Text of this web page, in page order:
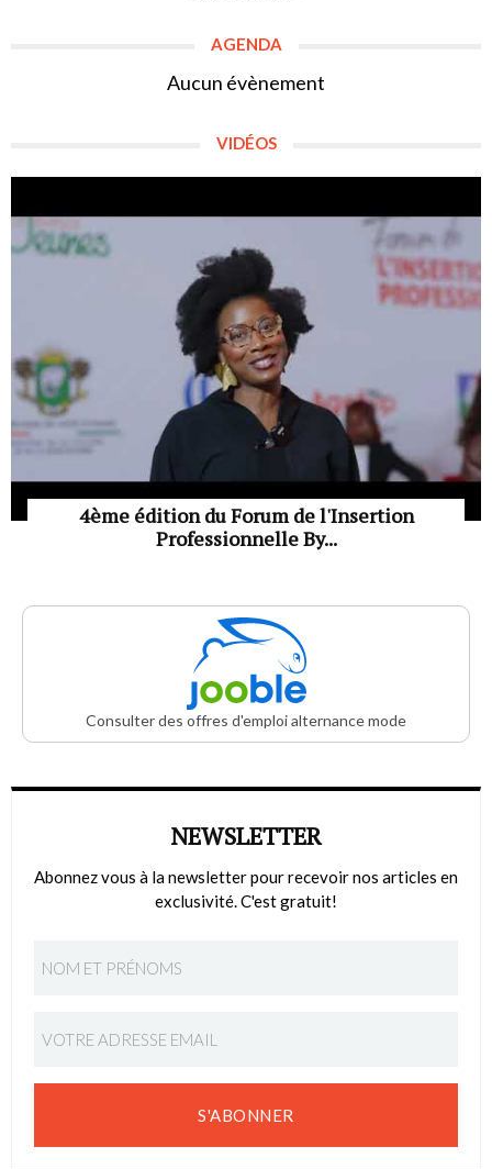
AGENDA
Aucun évènement
VIDÉOS
4ème édition du Forum de l'Insertion
Professionnelle By...
Consulter des offres d'emploi alternance mode
NEWSLETTER
Abonnez vous à la newsletter pour recevoir nos articles en
exclusivité. C'est gratuit!
S'ABONNER